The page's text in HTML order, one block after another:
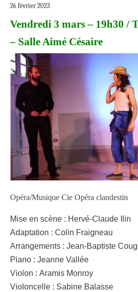
26 février 2023
Vendredi 3 mars – 19h30 /
– Salle Aimé Césaire
Opéra/Musique Cie Opéra clandestin
Mise en scène : Hervé-Claude Ilin
Adaptation : Colin Fraigneau
Arrangements : Jean-Baptiste
Piano : Jeanne Vallée
Violon : Aramis Monroy
Violoncelle : Sabine Balasse